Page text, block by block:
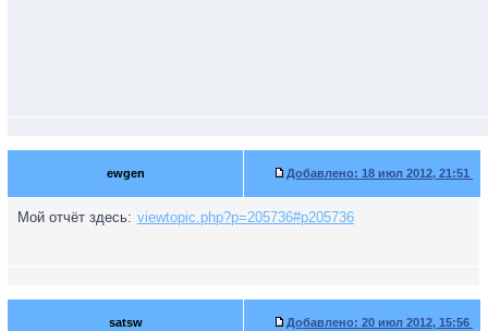
ewgen Добавлено: 18 июл 2012, 21:51
Мой отчёт здесь: viewtopic.php?p=205736#p205736
satsw Добавлено: 20 июл 2012, 15:56